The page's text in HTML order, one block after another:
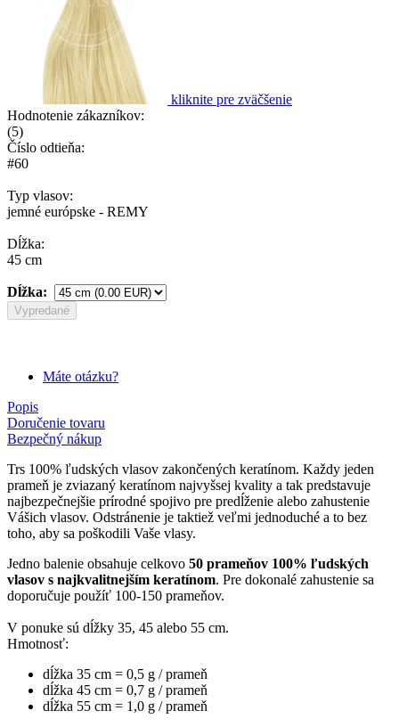
kliknite pre zväčšenie
Hodnotenie zákazníkov:
(5)
Číslo odtieňa:
#60
Typ vlasov:
jemné európske - REMY
Dĺžka:
45 cm
Dĺžka:
Vypredané
Máte otázku?
Popis
Doručenie tovaru
Bezpečný nákup
Trs 100% ľudských vlasov zakončených keratínom. Každy jeden
prameň je zviazaný keratínom najvyšsej kvality a tak predstavuje
najbezpečnejšie prírodné spojivo pre predĺženie alebo zahustenie
Vášich vlasov. Odstránenie je taktiež veľmi jednoduché a to bez
toho, aby sa poškodili Vaše vlasy.
Jedno balenie obsahuje celkovo 50 prameňov 100% ľudských
vlasov s najkvalitnejším keratínom. Pre dokonalé zahustenie sa
doporučuje použíť 100-150 prameňov.
V ponuke sú dĺžky 35, 45 alebo 55 cm.
Hmotnosť:
dĺžka 35 cm = 0,5 g / prameň
dĺžka 45 cm = 0,7 g / prameň
dĺžka 55 cm = 1,0 g / prameň